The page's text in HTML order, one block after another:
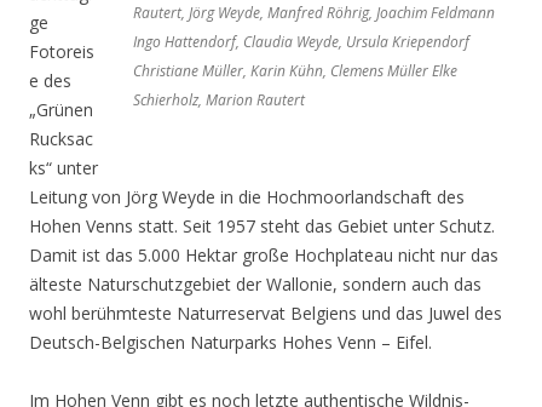
Rautert, Jörg Weyde, Manfred Röhrig, Joachim Feldmann
Ingo Hattendorf, Claudia Weyde, Ursula Kriependorf
Christiane Müller, Karin Kühn, Clemens Müller Elke
Schierholz, Marion Rautert
ge
Fotoreis
e des
„Grünen
Rucksac
ks“ unter
Leitung von Jörg Weyde in die Hochmoorlandschaft des
Hohen Venns statt. Seit 1957 steht das Gebiet unter Schutz.
Damit ist das 5.000 Hektar große Hochplateau nicht nur das
älteste Naturschutzgebiet der Wallonie, sondern auch das
wohl berühmteste Naturreservat Belgiens und das Juwel des
Deutsch-Belgischen Naturparks Hohes Venn – Eifel.
Im Hohen Venn gibt es noch letzte authentische Wildnis-